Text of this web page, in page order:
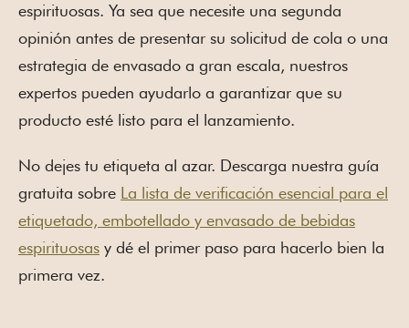
espirituosas. Ya sea que necesite una segunda
opinión antes de presentar su solicitud de cola o una
estrategia de envasado a gran escala, nuestros
expertos pueden ayudarlo a garantizar que su
producto esté listo para el lanzamiento.
No dejes tu etiqueta al azar. Descarga nuestra guía
gratuita sobre La lista de verificación esencial para el
etiquetado, embotellado y envasado de bebidas
espirituosas y dé el primer paso para hacerlo bien la
primera vez.